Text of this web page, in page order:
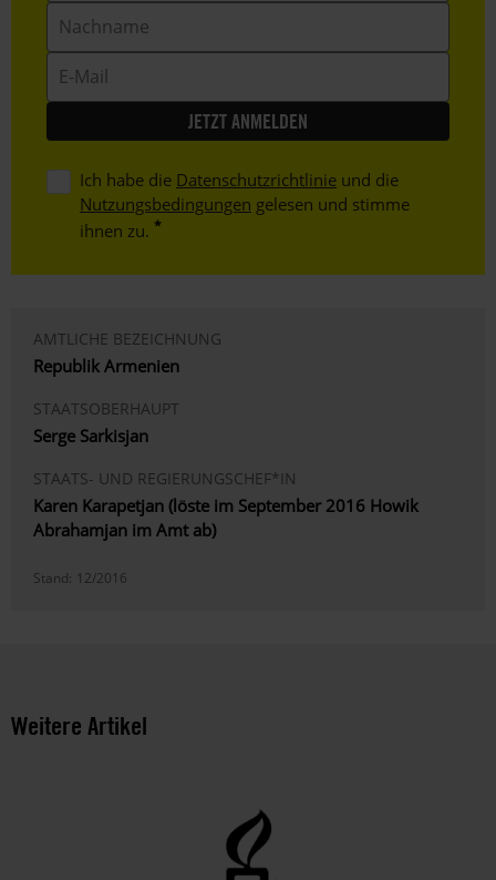
Mail
Ich habe die Datenschutzrichtlinie und die
Nutzungsbedingungen gelesen und stimme
ihnen zu.
AMTLICHE BEZEICHNUNG
Republik Armenien
STAATSOBERHAUPT
Serge Sarkisjan
STAATS- UND REGIERUNGSCHEF*IN
Karen Karapetjan (löste im September 2016 Howik
Abrahamjan im Amt ab)
Stand: 12/2016
Weitere Artikel